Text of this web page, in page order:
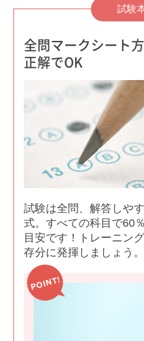
試験
全問マークシート
正解でOK
試験は全問、解答しや
式。すべての科目で60
目安です！トレーニン
存分に発揮しましょう。